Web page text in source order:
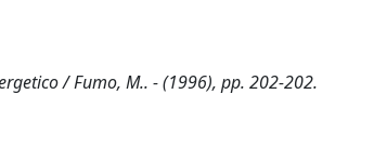
/ Fumo, M.. - (1996), pp. 202-202.